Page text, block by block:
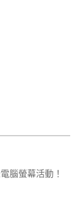
腦螢幕活動！